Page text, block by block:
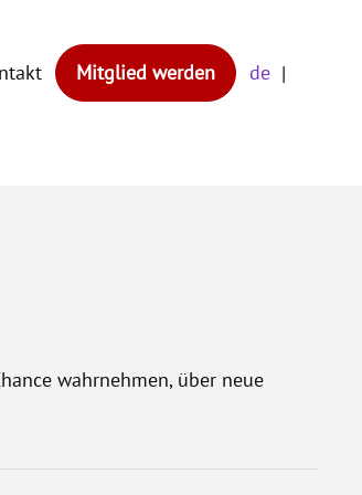
Mitglied werden
de
wahrnehmen, über neue